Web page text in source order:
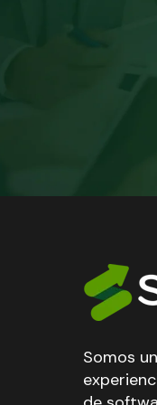
Somos